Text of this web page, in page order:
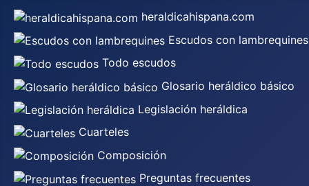
heraldicahispana.com
Escudos con lambrequines
Todo escudos
Glosario heráldico básico
Legislación heráldica
Cuarteles
Composición
Preguntas frecuentes